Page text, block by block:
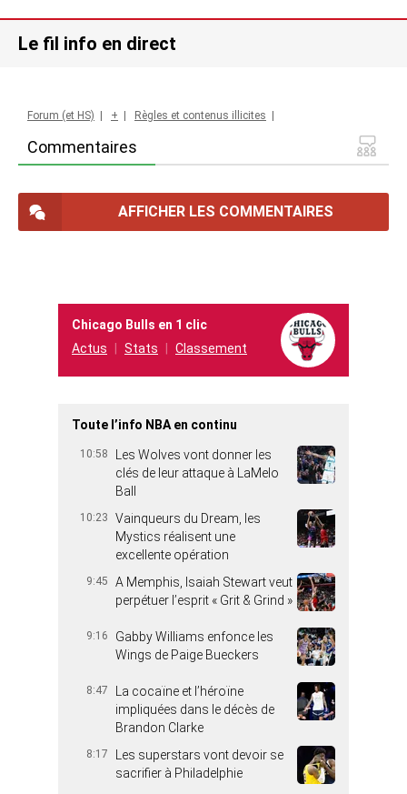
Le fil info en direct
Commentaires
Forum (et HS) + Règles et contenus illicites
AFFICHER LES COMMENTAIRES
Chicago Bulls en 1 clic
Actus
Stats Classement
Toute l’info NBA en continu
10:58
Les Wolves vont donner les
clés de leur attaque à LaMelo
Ball
10:23
Vainqueurs du Dream, les
Mystics réalisent une
excellente opération
9:45
A Memphis, Isaiah Stewart veut
perpétuer l’esprit « Grit & Grind »
9:16
Gabby Williams enfonce les
Wings de Paige Bueckers
8:47
La cocaïne et l’héroïne
impliquées dans le décès de
Brandon Clarke
8:17
Les superstars vont devoir se
sacrifier à Philadelphie